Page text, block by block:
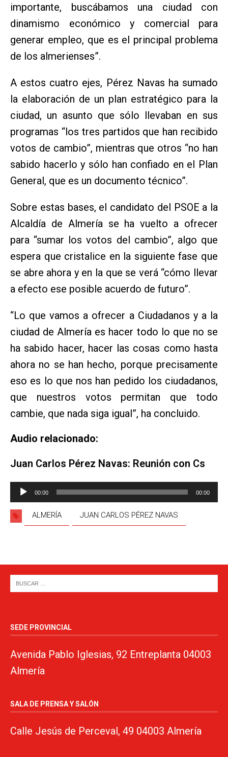
importante, buscábamos una ciudad con
dinamismo económico y comercial para
generar empleo, que es el principal problema
de los almerienses”.
A estos cuatro ejes, Pérez Navas ha sumado
la elaboración de un plan estratégico para la
ciudad, un asunto que sólo llevaban en sus
programas “los tres partidos que han recibido
votos de cambio”, mientras que otros “no han
sabido hacerlo y sólo han confiado en el Plan
General, que es un documento técnico”.
Sobre estas bases, el candidato del PSOE a la
Alcaldía de Almería se ha vuelto a ofrecer
para “sumar los votos del cambio”, algo que
espera que cristalice en la siguiente fase que
se abre ahora y en la que se verá “cómo llevar
a efecto ese posible acuerdo de futuro”.
“Lo que vamos a ofrecer a Ciudadanos y a la
ciudad de Almería es hacer todo lo que no se
ha sabido hacer, hacer las cosas como hasta
ahora no se han hecho, porque precisamente
eso es lo que nos han pedido los ciudadanos,
que nuestros votos permitan que todo
cambie, que nada siga igual”, ha concluido.
Audio relacionado:
Juan Carlos Pérez Navas: Reunión con Cs
Reproductor
audio
00:00 00:00
ALMERÍA JUAN CARLOS PÉREZ NAVAS
SEDE PROVINCIAL
Avenida Pablo Iglesias, 92 Entreplanta 04003
Almería
SALA DE PRENSA Y SALÓN
Calle Jesús de Perceval, 49 04003 Almería